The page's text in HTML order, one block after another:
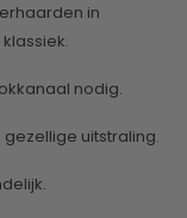
in
nodig.
gezellige uitstraling.